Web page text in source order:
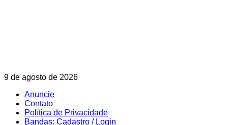
Skip
content
9 de agosto de 2026
Anuncie
Contato
Política de Privacidade
Bandas: Cadastro / Login